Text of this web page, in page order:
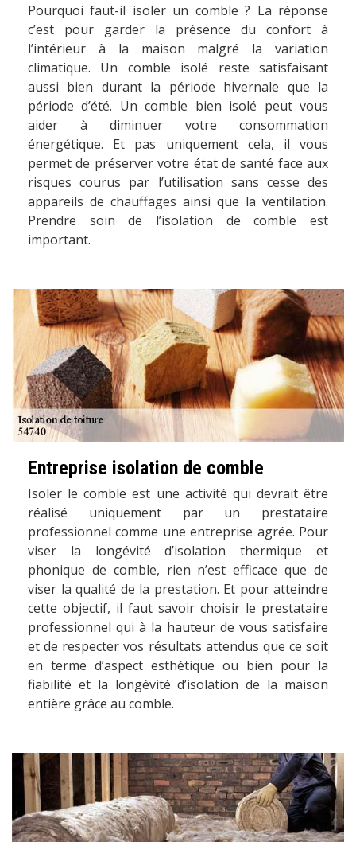
Pourquoi faut-il isoler un comble ? La réponse
c’est pour garder la présence du confort à
l’intérieur à la maison malgré la variation
climatique. Un comble isolé reste satisfaisant
aussi bien durant la période hivernale que la
période d’été. Un comble bien isolé peut vous
aider à diminuer votre consommation
énergétique. Et pas uniquement cela, il vous
permet de préserver votre état de santé face aux
risques courus par l’utilisation sans cesse des
appareils de chauffages ainsi que la ventilation.
Prendre soin de l’isolation de comble est
important.
Entreprise isolation de comble
Isoler le comble est une activité qui devrait être
réalisé uniquement par un prestataire
professionnel comme une entreprise agrée. Pour
viser la longévité d’isolation thermique et
phonique de comble, rien n’est efficace que de
viser la qualité de la prestation. Et pour atteindre
cette objectif, il faut savoir choisir le prestataire
professionnel qui à la hauteur de vous satisfaire
et de respecter vos résultats attendus que ce soit
en terme d’aspect esthétique ou bien pour la
fiabilité et la longévité d’isolation de la maison
entière grâce au comble.